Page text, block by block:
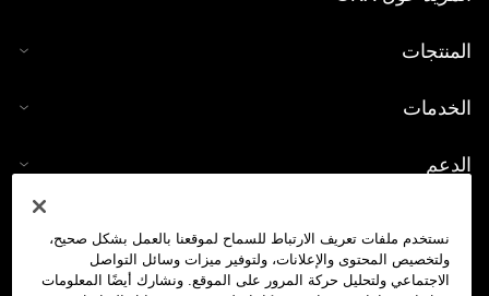
المنتجات
الخدمات
الدعم
حاسبة العملات الرقمية
نستخدم ملفات تعريف الارتباط للسماح لموقعنا بالعمل بشكل صحيح،
ولتخصيص المحتوى والإعلانات، ولتوفير ميزات وسائل التواصل
الاجتماعي ولتحليل حركة المرور على الموقع. ونشارك أيضًا المعلومات